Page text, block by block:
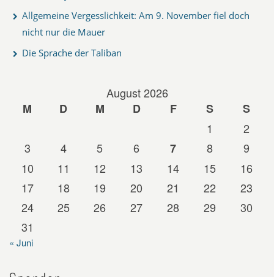
Allgemeine Vergesslichkeit: Am 9. November fiel doch
nicht nur die Mauer
Die Sprache der Taliban
August 2026
M
D M D F S
S
1
2
3
4 5 6 7 8
9
10
11 12 13 14 15
16
17
18 19 20 21 22
23
24
25 26 27 28 29
30
31
« Juni